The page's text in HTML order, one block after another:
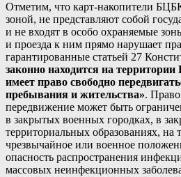
Отметим, что карт-накопители
зоной, не представляют собой
и не входят в особо охраняемые
и проезда к ним прямо нарушает
гарантированные статьей 27
законно находится на
имеет право свободно
пребывания и жительства».
передвижение может быть
в закрытых военных городках, в
территориальных образованиях, на
чрезвычайное или военное
опасность распространения
массовых неинфекционных